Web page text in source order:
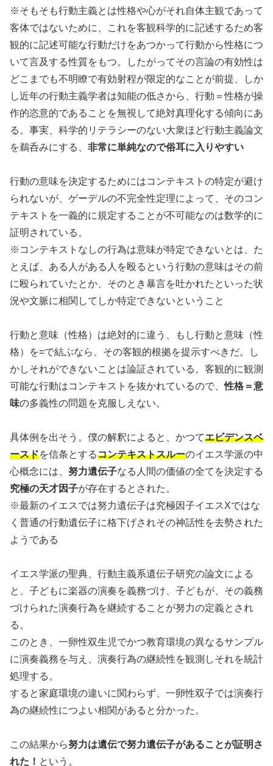
※そもそも行動主義とは性格や心がそれ自体主観であって
客体ではないために、これを客観科学的に記述するため客
観的に記述可能な行動だけをあつかって行動から性格につ
いて言及する性質をもつ。したがってその言論の有効性は
どこまでも不明瞭で有効射程が限定的なことが前提、しか
し近年の行動主義学者は知能の低さから、行動＝性格が操
作的恣意的であることを無視して絶対真理化する傾向にあ
る。事実、科学的リテラシーのない大衆ほど行動主義論文
を鵜呑みにする、 非常に単純なので俗耳に入りやすい
行動の意味を決定するためにはコンテキストの特定が避け
られないが、ゲーデルの不完全性定理によって、そのコン
テキストを一義的に規定することが不可能なのは数学的に
証明されている。
※コンテキストなしの行為は意味が特定できないとは、た
とえば、ある人がある人を殴るという行動の意味はその前
に殴られていたとか、そのとき暴言を吐かれたといった状
況や文脈に相関してしか特定できないということ
行動と意味（性格）は絶対的に違う、もし行動と意味（性
格）を=で結ぶなら、その客観的根拠を提示すべきだ。し
かしそれができないことは論証されている。客観的に観測
可能な行動はコンテキストを抜かれているので、性格＝意
味の多義性の問題を克服しえない。
具体例を出そう。僕の解釈によると、かつてエビデンスベ
ースドを信条とするコンテキストスルーのイエス学派の中
心概念には、努力遺伝子なる人間の価値の全てを決定する
究極の天才因子が存在するとされた。
※最新のイエスでは努力遺伝子は究極因子イエスXではな
く普通の行動遺伝子に格下げされその神話性を去勢された
ようである
イエス学派の聖典、行動主義系遺伝子研究の論文による
と、子どもに楽器の演奏を義務づけ、子どもが、その義務
づけられた演奏行為を継続することが努力の定義とされ
る。
このとき、一卵性双生児でかつ教育環境の異なるサンプル
に演奏義務を与え、演奏行為の継続性を観測しそれを統計
処理する。
すると家庭環境の違いに関わらず、一卵性双子では演奏行
為の継続性につよい相関があると分かった。
この結果から努力は遺伝で努力遺伝子があることが証明さ
れた！ という。